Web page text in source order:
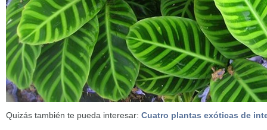
Quizás también te pueda interesar: Cuatro plantas exóticas de